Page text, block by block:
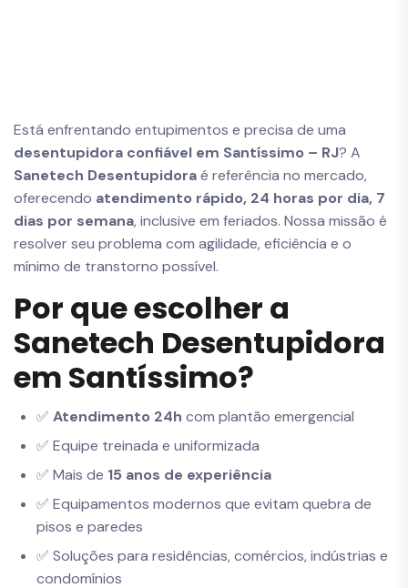
Está enfrentando entupimentos e precisa de uma
desentupidora confiável em Santíssimo – RJ? A
Sanetech Desentupidoraé referência no mercado,
oferecendo atendimento rápido, 24 horas por dia, 7
dias por semana, inclusive em feriados. Nossa missão é
resolver seu problema com agilidade, eficiência e o
mínimo de transtorno possível.
Por que escolher a
Sanetech Desentupidora
em Santíssimo?
✅ Atendimento 24h com plantão emergencial
✅ Equipe treinada e uniformizada
✅ Mais de 15 anos de experiência
✅ Equipamentos modernos que evitam quebra de
pisos e paredes
✅ Soluções para residências, comércios, indústrias e
condomínios